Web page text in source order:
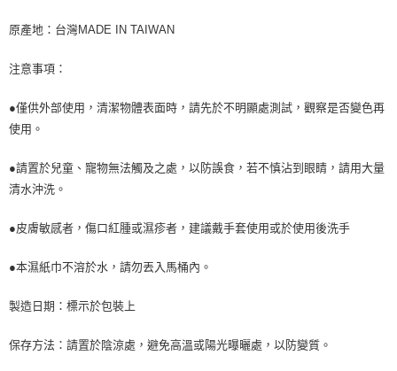
原產地：台灣MADE IN TAIWAN
注意事項：
●僅供外部使用，清潔物體表面時，請先於不明顯處測試，觀察是否變色再
使用。
●請置於兒童、寵物無法觸及之處，以防誤食，若不慎沾到眼睛，請用大量
清水沖洗。
●皮膚敏感者，傷口紅腫或濕疹者，建議戴手套使用或於使用後洗手
●本濕紙巾不溶於水，請勿丟入馬桶內。
製造日期：標示於包裝上
保存方法：請置於陰涼處，避免高溫或陽光曝曬處，以防變質。